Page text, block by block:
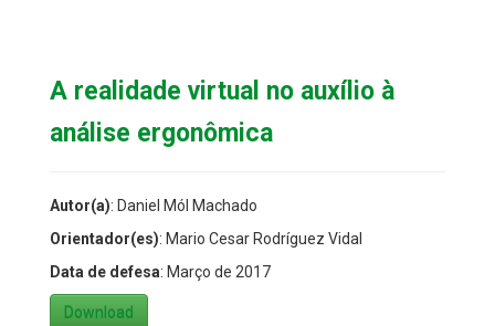
A realidade virtual no auxílio à
análise ergonômica
Autor(a): Daniel Mól Machado
Orientador(es): Mario Cesar Rodríguez Vidal
Data de defesa: Março de 2017
Download